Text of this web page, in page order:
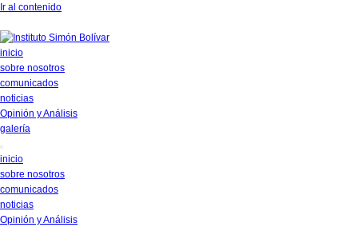
Ir al contenido
inicio
sobre nosotros
comunicados
noticias
Opinión y Análisis
galería
inicio
sobre nosotros
comunicados
noticias
Opinión y Análisis